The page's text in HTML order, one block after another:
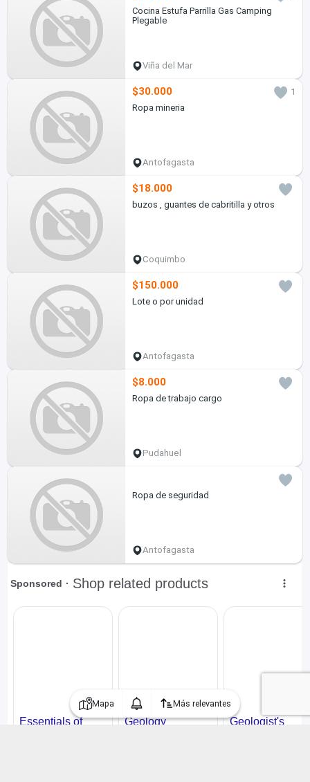
Mapa Más relevantes
Cocina Estufa Parrilla Gas Camping
Plegable
Viña del Mar
$30.000
1
Ropa mineria
Antofagasta
$18.000
buzos , guantes de cabritilla y otros
Coquimbo
$150.000
Lote o por unidad
Antofagasta
$8.000
Ropa de trabajo cargo
Pudahuel
Ropa de seguridad
Antofagasta